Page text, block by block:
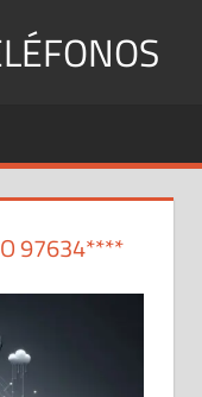
97634****